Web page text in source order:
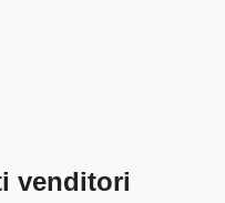
venditori